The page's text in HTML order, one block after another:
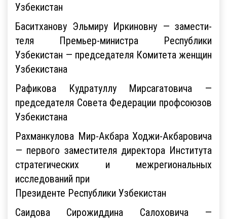
Узбекистан
Баситханову Эльмиру Иркиновну — замести­
теля Премьер-министра Республики
Узбекистан — председателя Комитета женщин
Узбекистана
Рафикова Кудратуллу Мирсагатовича —
председателя Совета Федерации профсоюзов
Узбекистана
Рахманкулова Мир-Акбара Ходжи-Акбаровича
— первого заместителя директора Института
стратегических и межрегиональных
исследований при
Президенте Республики Узбекистан
Саидова Сирожиддина Салоховича —